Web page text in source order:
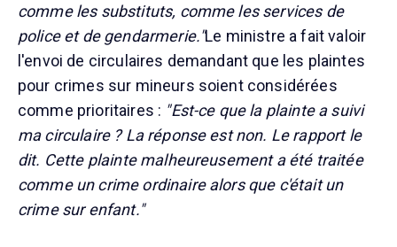
comme les substituts, comme les services de
police et de gendarmerie."Le ministre a fait valoir
l'envoi de circulaires demandant que les plaintes
pour crimes sur mineurs soient considérées
comme prioritaires : "Est-ce que la plainte a suivi
ma circulaire ? La réponse est non. Le rapport le
dit. Cette plainte malheureusement a été traitée
comme un crime ordinaire alors que c'était un
crime sur enfant."